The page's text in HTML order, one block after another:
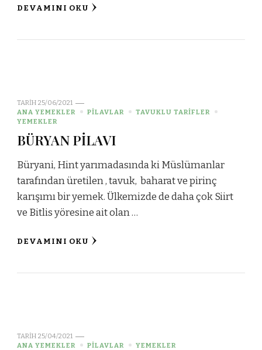
DEVAMINI OKU
TARIH 25/06/2021
ANA YEMEKLER
PİLAVLAR
TAVUKLU TARİFLER
YEMEKLER
BÜRYAN PİLAVI
Büryani, Hint yarımadasında ki Müslümanlar
tarafından üretilen , tavuk, baharat ve pirinç
karışımı bir yemek. Ülkemizde de daha çok Siirt
ve Bitlis yöresine ait olan …
DEVAMINI OKU
TARIH 25/04/2021
ANA YEMEKLER
PİLAVLAR YEMEKLER